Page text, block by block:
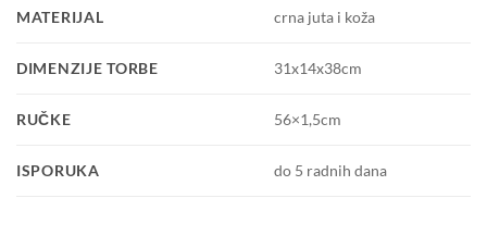
MATERIJAL crna juta i koža
DIMENZIJE TORBE 31x14x38cm
RUČKE 56×1,5cm
ISPORUKA do 5 radnih dana